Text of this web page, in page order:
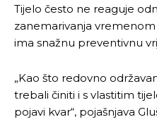
Tijelo često ne reaguje
zanemarivanja
ima snažnu preventivnu
„Kao što redovno
trebali činiti i s vlastitim
pojavi kvar“, pojašnjava